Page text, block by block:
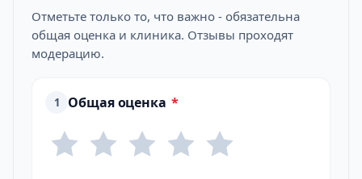
Отметьте только то, что важно - обязательна
общая оценка и клиника. Отзывы проходят
модерацию.
1 Общая оценка *